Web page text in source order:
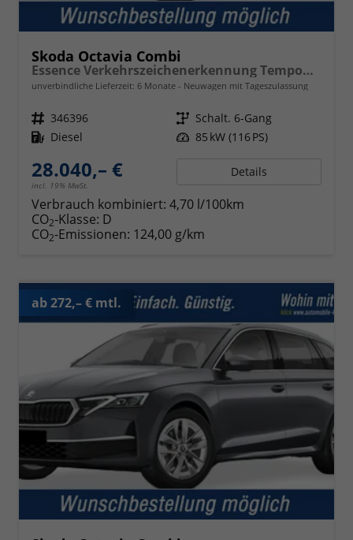
Skoda Octavia Combi
Essence Verkehrszeichenerkennung Tempomat 2-Zonen Klimaauto. LED-Scheinwerfer
unverbindliche Lieferzeit: 6 Monate Neuwagen mit Tageszulassung
Fahrzeugnr. 346396 Getriebe Schalt. 6-Gang
Kraftstoff Diesel Leistung 85 kW (116 PS)
28.040,– €
incl. 19% MwSt.
Details
Verbrauch kombiniert: 4,70 l/100km
CO2-Klasse: D
CO2-Emissionen: 124,00 g/km
ab 272,– € mtl.